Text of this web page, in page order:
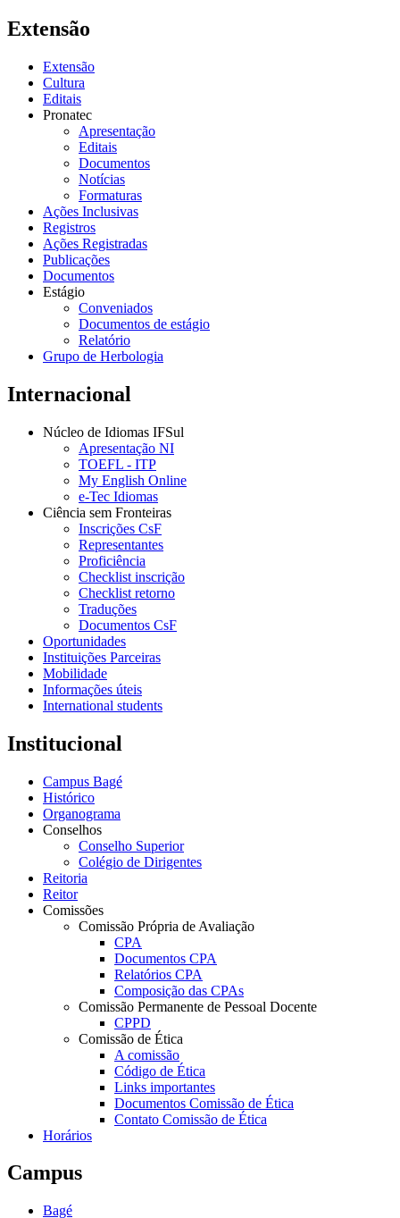
Extensão
Extensão
Cultura
Editais
Pronatec
Apresentação
Editais
Documentos
Notícias
Formaturas
Ações Inclusivas
Registros
Ações Registradas
Publicações
Documentos
Estágio
Conveniados
Documentos de estágio
Relatório
Grupo de Herbologia
Internacional
Núcleo de Idiomas IFSul
Apresentação NI
TOEFL - ITP
My English Online
e-Tec Idiomas
Ciência sem Fronteiras
Inscrições CsF
Representantes
Proficiência
Checklist inscrição
Checklist retorno
Traduções
Documentos CsF
Oportunidades
Instituições Parceiras
Mobilidade
Informações úteis
International students
Institucional
Campus Bagé
Histórico
Organograma
Conselhos
Conselho Superior
Colégio de Dirigentes
Reitoria
Reitor
Comissões
Comissão Própria de Avaliação
CPA
Documentos CPA
Relatórios CPA
Composição das CPAs
Comissão Permanente de Pessoal Docente
CPPD
Comissão de Ética
A comissão
Código de Ética
Links importantes
Documentos Comissão de Ética
Contato Comissão de Ética
Horários
Campus
Bagé